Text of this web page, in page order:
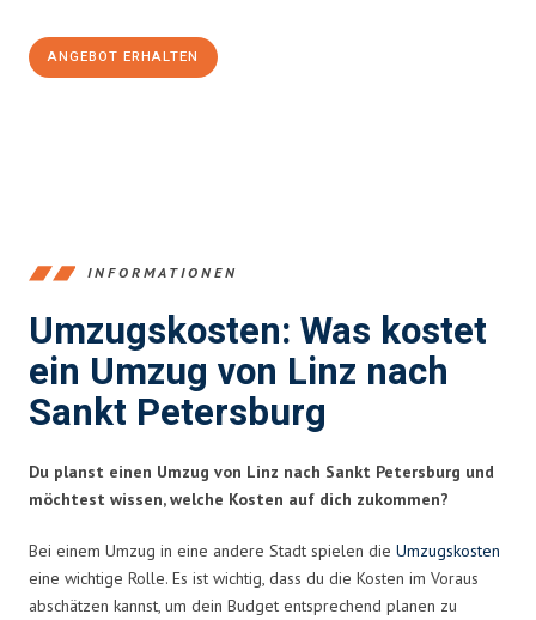
ANGEBOT ERHALTEN
INFORMATIONEN
Umzugskosten: Was kostet
ein Umzug von Linz nach
Sankt Petersburg
Du planst einen Umzug von Linz nach Sankt Petersburg und
möchtest wissen, welche Kosten auf dich zukommen?
Bei einem Umzug in eine andere Stadt spielen die Umzugskosten
eine wichtige Rolle. Es ist wichtig, dass du die Kosten im Voraus
abschätzen kannst, um dein Budget entsprechend planen zu